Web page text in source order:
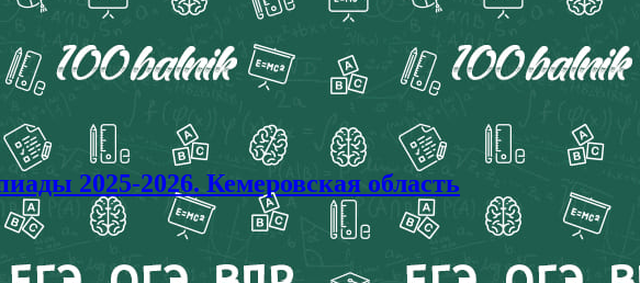
2025-2026. Кемеровская область